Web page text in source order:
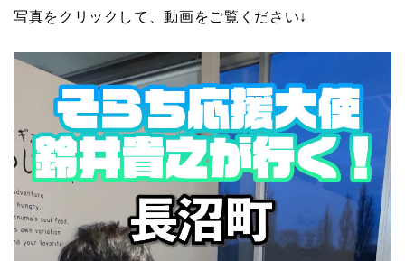
写真をクリックして、動画をご覧ください↓